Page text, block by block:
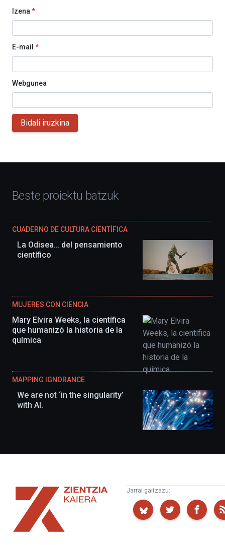
Izena *
E-mail *
Webgunea
Bidali iruzkina
Beste proiektu batzuk
CUADERNO DE CULTURA CIENTÍFICA
La Odisea… del pensamiento
científico
MUJERES CON CIENCIA
Mary Elvira Weeks, la científica
que humanizó la historia de la
química
MAPPING IGNORANCE
We are not ‘in the singularity’
with AI.
Zientzia
Kaiera
Jarrai gaitzazu: